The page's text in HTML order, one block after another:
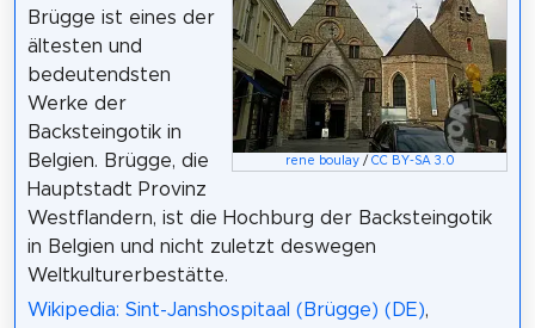
rene boulay/ CC BY-SA 3.0
Brügge ist eines der
ältesten und
bedeutendsten
Werke der
Backsteingotik in
Belgien. Brügge, die
Hauptstadt Provinz
Westflandern, ist die Hochburg der Backsteingotik
in Belgien und nicht zuletzt deswegen
Weltkulturerbestätte.
Wikipedia: Sint-Janshospitaal (Brügge) (DE),